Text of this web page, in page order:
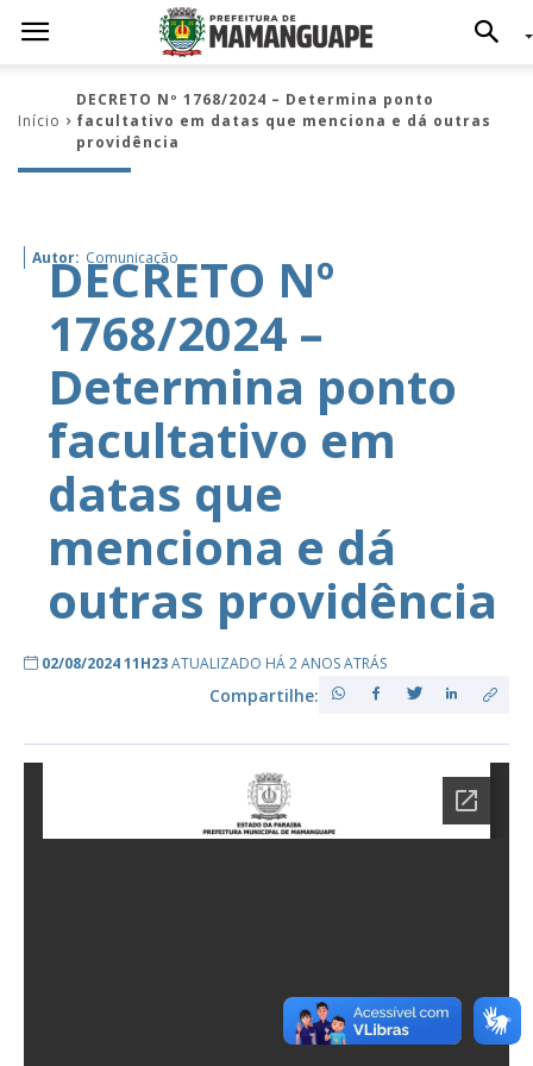
Início
DECRETO Nº 1768/2024 – Determina ponto
facultativo em datas que menciona e dá outras
providência
Autor: Comunicação
DECRETO Nº
1768/2024 –
Determina ponto
facultativo em
datas que
menciona e dá
outras providência
02/08/2024 11H23ATUALIZADO HÁ 2 ANOS ATRÁS
Compartilhe: